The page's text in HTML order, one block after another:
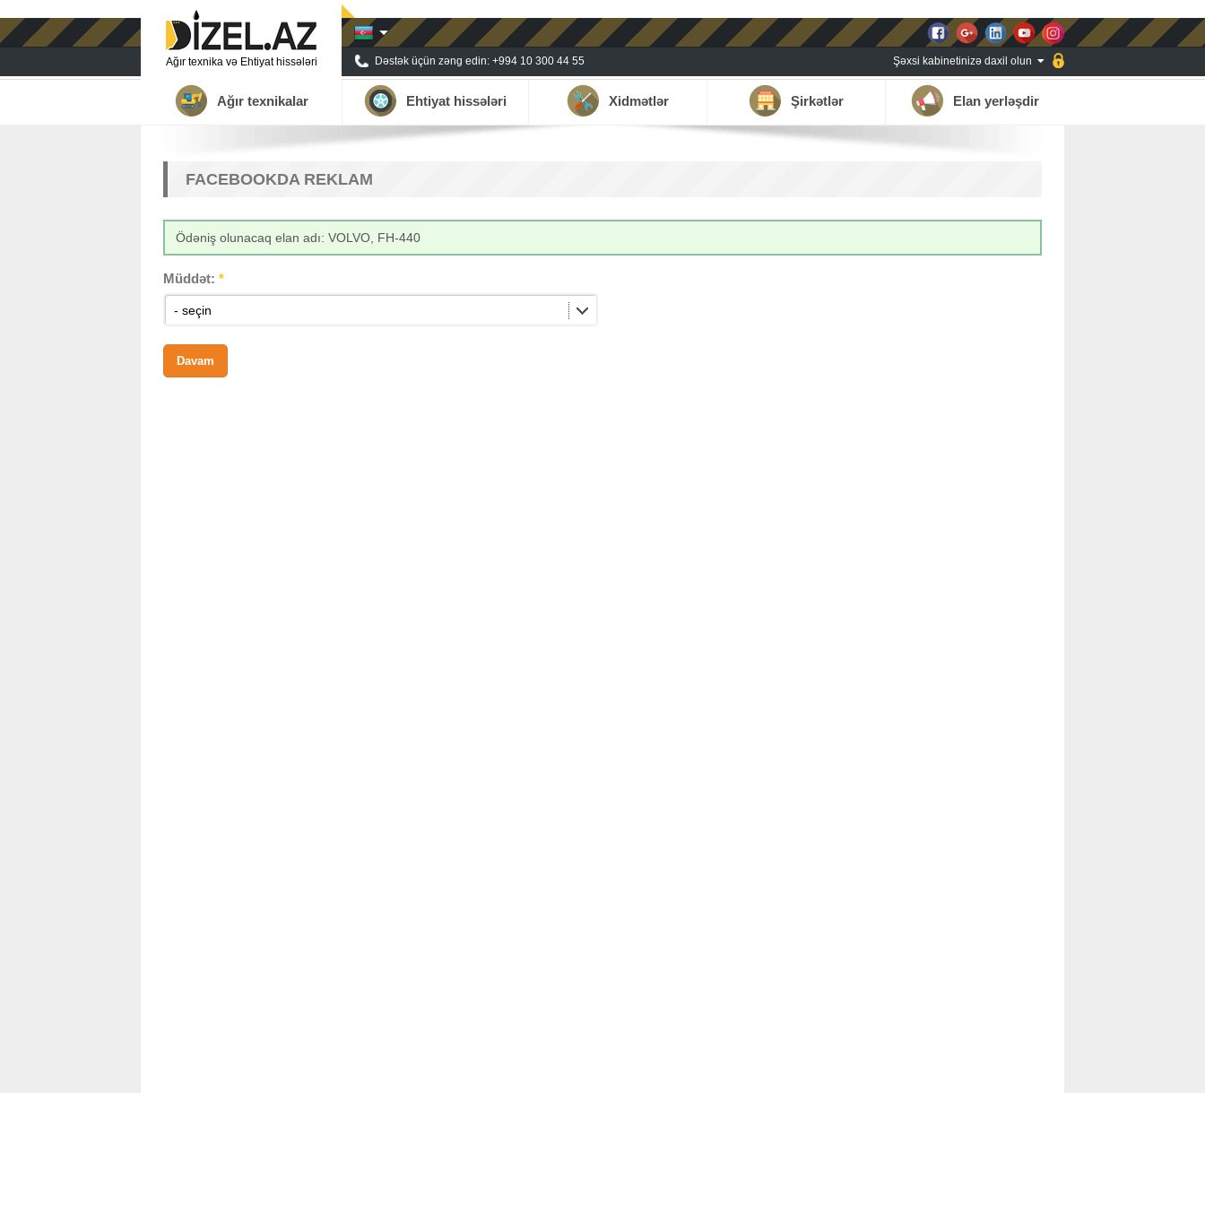
Ağır texnika və Ehtiyat hissələri Dəstək üçün zəng edin: +994 10 300 44 55 Şəxsi kabinetinizə daxil olun
Ağır texnikalar Ehtiyat hissələri Xidmətlər Şirkətlər Elan yerləşdir
FACEBOOKDA REKLAM
Ödəniş olunacaq elan adı: VOLVO, FH-440
Müddət: *
- seçin